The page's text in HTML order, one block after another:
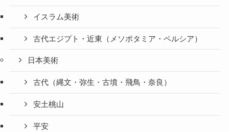
イスラム美術
古代エジプト・近東（メソポタミア・ペルシア）
日本美術
古代（縄文・弥生・古墳・飛鳥・奈良）
安土桃山
平安